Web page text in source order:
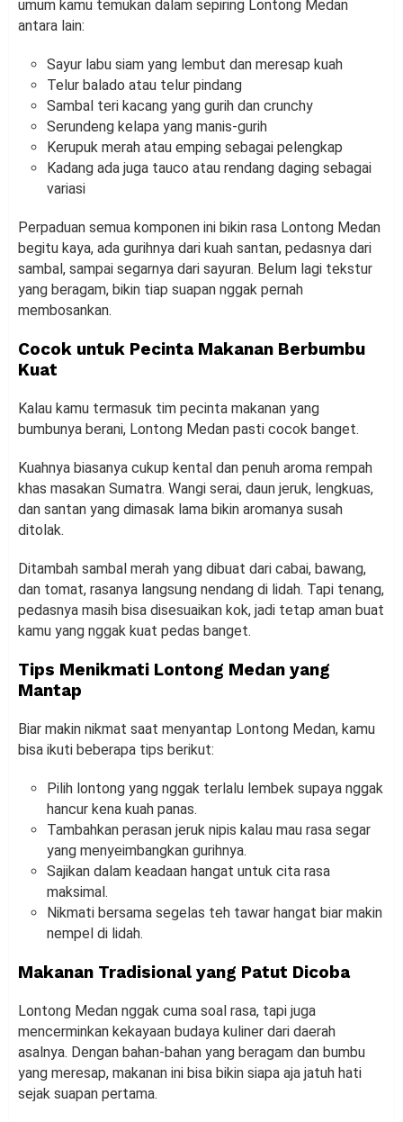
umum kamu temukan dalam sepiring Lontong Medan
antara lain:
Sayur labu siam yang lembut dan meresap kuah
Telur balado atau telur pindang
Sambal teri kacang yang gurih dan crunchy
Serundeng kelapa yang manis-gurih
Kerupuk merah atau emping sebagai pelengkap
Kadang ada juga tauco atau rendang daging sebagai
variasi
Perpaduan semua komponen ini bikin rasa Lontong Medan
begitu kaya, ada gurihnya dari kuah santan, pedasnya dari
sambal, sampai segarnya dari sayuran. Belum lagi tekstur
yang beragam, bikin tiap suapan nggak pernah
membosankan.
Cocok untuk Pecinta Makanan Berbumbu
Kuat
Kalau kamu termasuk tim pecinta makanan yang
bumbunya berani, Lontong Medan pasti cocok banget.
Kuahnya biasanya cukup kental dan penuh aroma rempah
khas masakan Sumatra. Wangi serai, daun jeruk, lengkuas,
dan santan yang dimasak lama bikin aromanya susah
ditolak.
Ditambah sambal merah yang dibuat dari cabai, bawang,
dan tomat, rasanya langsung nendang di lidah. Tapi tenang,
pedasnya masih bisa disesuaikan kok, jadi tetap aman buat
kamu yang nggak kuat pedas banget.
Tips Menikmati Lontong Medan yang
Mantap
Biar makin nikmat saat menyantap Lontong Medan, kamu
bisa ikuti beberapa tips berikut:
Pilih lontong yang nggak terlalu lembek supaya nggak
hancur kena kuah panas.
Tambahkan perasan jeruk nipis kalau mau rasa segar
yang menyeimbangkan gurihnya.
Sajikan dalam keadaan hangat untuk cita rasa
maksimal.
Nikmati bersama segelas teh tawar hangat biar makin
nempel di lidah.
Makanan Tradisional yang Patut Dicoba
Lontong Medan nggak cuma soal rasa, tapi juga
mencerminkan kekayaan budaya kuliner dari daerah
asalnya. Dengan bahan-bahan yang beragam dan bumbu
yang meresap, makanan ini bisa bikin siapa aja jatuh hati
sejak suapan pertama.